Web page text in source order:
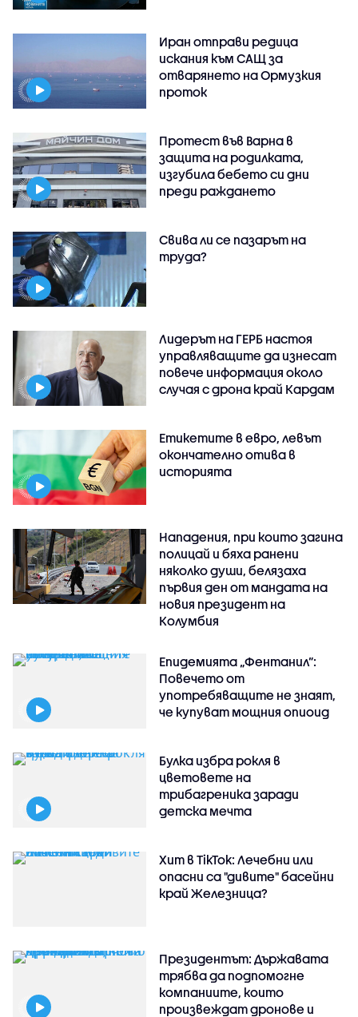
Иран отправи редица
искания към САЩ за
отварянето на Ормузкия
проток
Протест във Варна в
защита на родилката,
изгубила бебето си дни
преди раждането
Свива ли се пазарът на
труда?
Лидерът на ГЕРБ настоя
управляващите да изнесат
повече информация около
случая с дрона край Кардам
Етикетите в евро, левът
окончателно отива в
историята
Нападения, при които загина
полицай и бяха ранени
няколко души, белязаха
първия ден от мандата на
новия президент на
Колумбия
Епидемията „Фентанил”:
Повечето от
употребяващите не знаят,
че купуват мощния опиоид
Булка избра рокля в
цветовете на
трибагреника заради
детска мечта
Хит в TikTok: Лечебни или
опасни са "дивите" басейни
край Железница?
Президентът: Държавата
трябва да подпомогне
компаниите, които
произвеждат дронове и